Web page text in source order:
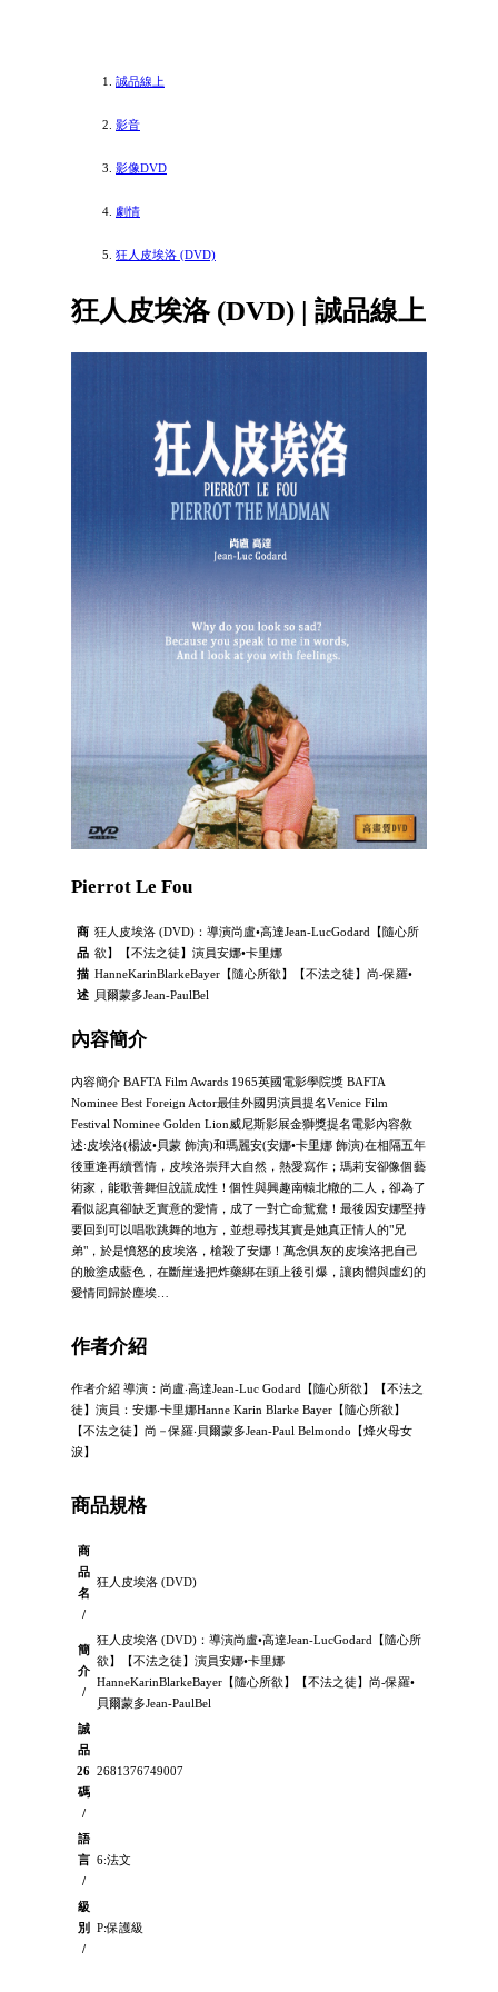
誠品線上
影音
影像DVD
劇情
狂人皮埃洛 (DVD)
狂人皮埃洛 (DVD) | 誠品線上
Pierrot Le Fou
商
品
描
述
狂人皮埃洛 (DVD)：導演尚盧•高達Jean-LucGodard【隨心所
欲】【不法之徒】演員安娜•卡里娜
HanneKarinBlarkeBayer【隨心所欲】【不法之徒】尚-保羅•
貝爾蒙多Jean-PaulBel
內容簡介
內容簡介 BAFTA Film Awards 1965英國電影學院獎 BAFTA
Nominee Best Foreign Actor最佳外國男演員提名Venice Film
Festival Nominee Golden Lion威尼斯影展金獅獎提名電影內容敘
述:皮埃洛(楊波•貝蒙 飾演)和瑪麗安(安娜•卡里娜 飾演)在相隔五年
後重逢再續舊情，皮埃洛崇拜大自然，熱愛寫作；瑪莉安卻像個藝
術家，能歌善舞但說謊成性！個性與興趣南轅北轍的二人，卻為了
看似認真卻缺乏實意的愛情，成了一對亡命鴛鴦！最後因安娜堅持
要回到可以唱歌跳舞的地方，並想尋找其實是她真正情人的"兄
弟"，於是憤怒的皮埃洛，槍殺了安娜！萬念俱灰的皮埃洛把自己
的臉塗成藍色，在斷崖邊把炸藥綁在頭上後引爆，讓肉體與虛幻的
愛情同歸於塵埃…
作者介紹
作者介紹 導演：尚盧‧高達Jean-Luc Godard【隨心所欲】【不法之
徒】演員：安娜‧卡里娜Hanne Karin Blarke Bayer【隨心所欲】
【不法之徒】尚－保羅‧貝爾蒙多Jean-Paul Belmondo【烽火母女
淚】
商品規格
商
品
名
/
狂人皮埃洛 (DVD)
簡
介
/
狂人皮埃洛 (DVD)：導演尚盧•高達Jean-LucGodard【隨心所
欲】【不法之徒】演員安娜•卡里娜
HanneKarinBlarkeBayer【隨心所欲】【不法之徒】尚-保羅•
貝爾蒙多Jean-PaulBel
誠
品
26
碼
/
2681376749007
語
言
/
6:法文
級
別
/
P:保護級